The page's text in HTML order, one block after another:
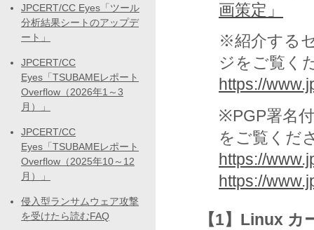
画策定」
※紹介する
ジをご覧く
https://
※PGP署名
をご覧くだ
https://
https://
【1】Linux カ
JPCERT/CC Eyes「ツール
分析結果シートのアップデ
ート」
JPCERT/CC
Eyes「TSUBAMEレポート
Overflow（2026年1～3
月）」
JPCERT/CC
Eyes「TSUBAMEレポート
Overflow（2025年10～12
月）」
侵入型ランサムウェア攻撃
を受けたら読むFAQ